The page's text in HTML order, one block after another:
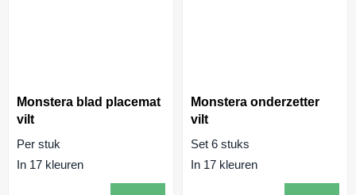
Monstera blad placemat
vilt
Per stuk
In 17 kleuren
Monstera onderzetter
vilt
Set 6 stuks
In 17 kleuren